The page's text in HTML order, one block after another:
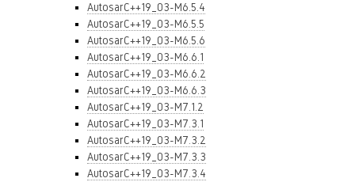
AutosarC++19_03-M6.5.4
AutosarC++19_03-M6.5.5
AutosarC++19_03-M6.5.6
AutosarC++19_03-M6.6.1
AutosarC++19_03-M6.6.2
AutosarC++19_03-M6.6.3
AutosarC++19_03-M7.1.2
AutosarC++19_03-M7.3.1
AutosarC++19_03-M7.3.2
AutosarC++19_03-M7.3.3
AutosarC++19_03-M7.3.4